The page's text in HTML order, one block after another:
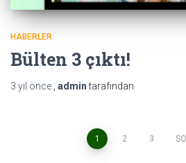
HABERLER
Bülten 3 çıktı!
3 yıl önce admintarafından
1 2 3